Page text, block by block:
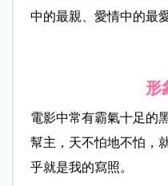
中的最親、愛情中的最
形
電影中常有霸氣十足的
幫主，天不怕地不怕，
乎就是我的寫照。